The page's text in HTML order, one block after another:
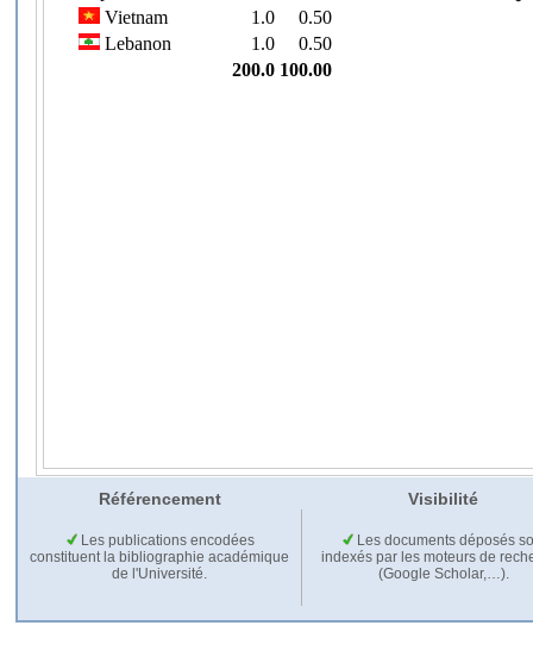
Référencement Visibilité
Les publications encodées
constituent la bibliographie académique
de l'Université.
Les documents déposés
indexés par les moteurs de
(Google Scholar,…).